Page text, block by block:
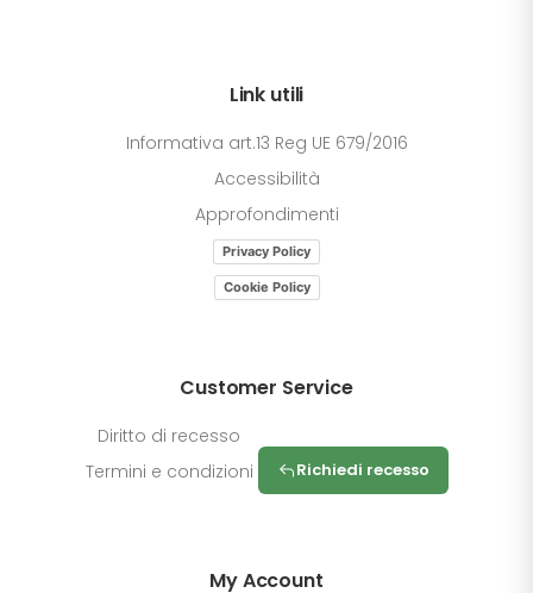
Link utili
Informativa art.13 Reg UE 679/2016
Accessibilità
Approfondimenti
Privacy Policy
Cookie Policy
Customer Service
Diritto di recesso
Termini e condizioni
Richiedi recesso
My Account